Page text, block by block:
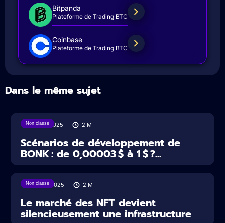
Bitpanda
Plateforme de Trading BTC
Coinbase
Plateforme de Trading BTC
Dans le même sujet
Non classé
07/07/2025 2 M
Scénarios de développement de
BONK : de 0,00003 $ à 1 $ ?...
Non classé
22/06/2025 2 M
Le marché des NFT devient
silencieusement une infrastructure